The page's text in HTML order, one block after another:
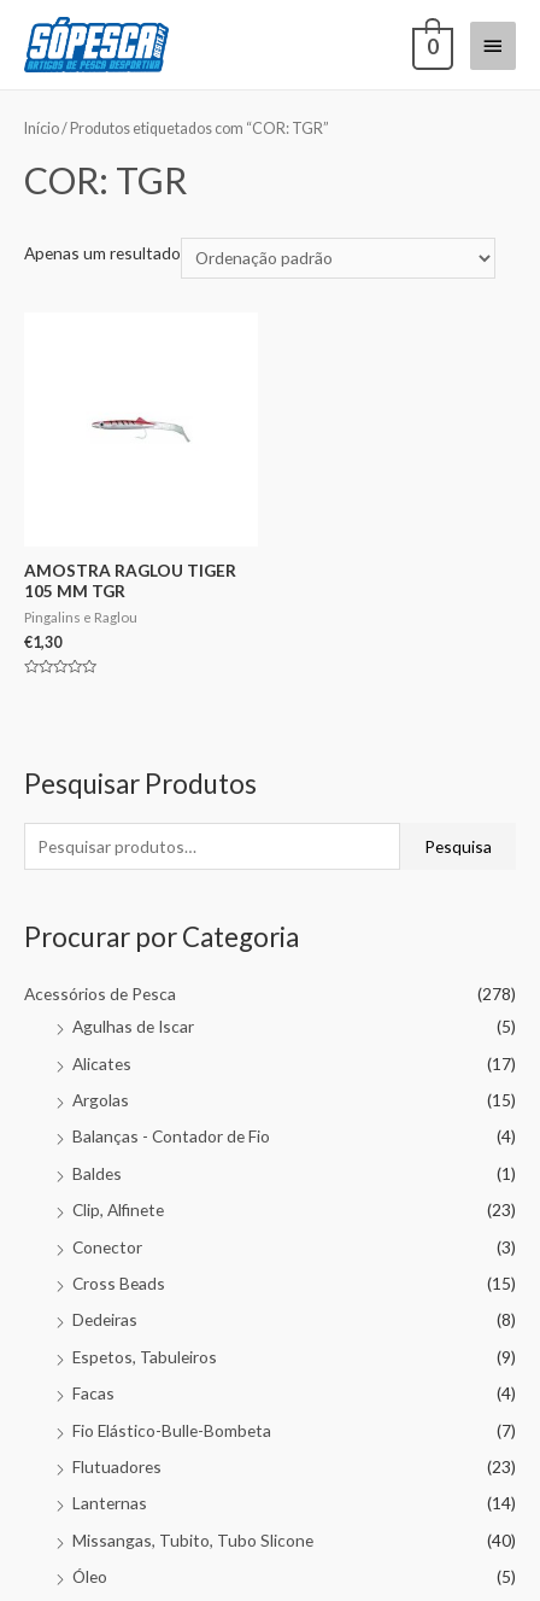
0
Pesquisar Produtos
Pesquisa
Procurar por Categoria
Acessórios de Pesca
(278)
Agulhas de Iscar
(5)
Alicates
(17)
Argolas
(15)
Balanças - Contador de Fio
(4)
Baldes
(1)
Clip, Alfinete
(23)
Conector
(3)
Cross Beads
(15)
Dedeiras
(8)
Espetos, Tabuleiros
(9)
Facas
(4)
Fio Elástico-Bulle-Bombeta
(7)
Flutuadores
(23)
Lanternas
(14)
Missangas, Tubito, Tubo Slicone
(40)
Óleo
(5)
Início/ Produtos etiquetados com “COR: TGR”
COR: TGR
Apenas um resultado
AMOSTRA RAGLOU TIGER
105 MM TGR
Pingalins e Raglou
€1,30